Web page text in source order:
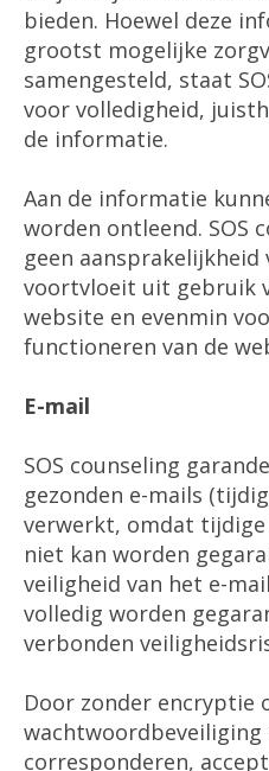
bieden. Hoewel deze
grootst mogelijke
samengesteld, staat
voor volledigheid,
de informatie.
Aan de informatie
worden ontleend. SOS
geen aansprakelijkheid
voortvloeit uit gebruik
website en evenmin
functioneren van de
E-mail
SOS counseling
gezonden e-mails
verwerkt, omdat
niet kan worden
veiligheid van het e-
volledig worden
verbonden
Door zonder encryptie
wachtwoordbeveiliging
corresponderen,